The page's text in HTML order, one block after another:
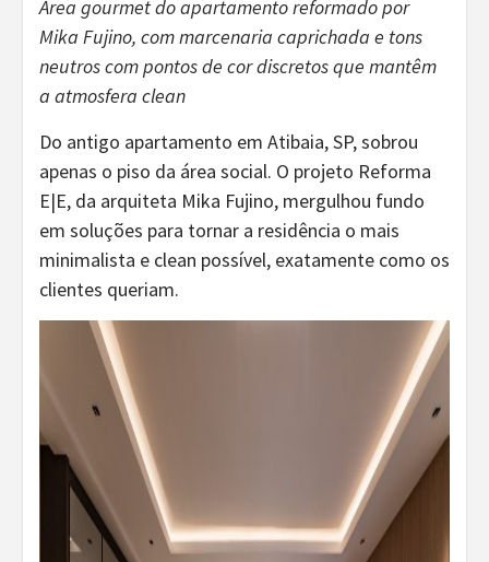
Área gourmet do apartamento reformado por
Mika Fujino, com marcenaria caprichada e tons
neutros com pontos de cor discretos que mantêm
a atmosfera clean
Do antigo apartamento em Atibaia, SP, sobrou
apenas o piso da área social. O projeto Reforma
E|E, da arquiteta Mika Fujino, mergulhou fundo
em soluções para tornar a residência o mais
minimalista e clean possível, exatamente como os
clientes queriam.